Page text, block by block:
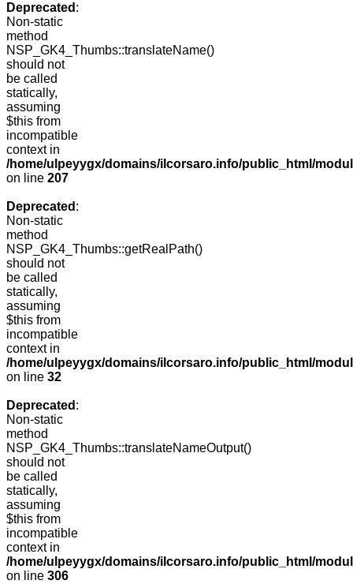
Deprecated :
Non-static
method
NSP_GK4_Thumbs::translateName()
should not
be called
statically,
assuming
$this from
incompatible
context in
/home/ulpeyygx/domains/ilcorsaro.info/public_html/
on line 207
Deprecated :
Non-static
method
NSP_GK4_Thumbs::getRealPath()
should not
be called
statically,
assuming
$this from
incompatible
context in
/home/ulpeyygx/domains/ilcorsaro.info/public_html/
on line 32
Deprecated :
Non-static
method
NSP_GK4_Thumbs::translateNameOutput()
should not
be called
statically,
assuming
$this from
incompatible
context in
/home/ulpeyygx/domains/ilcorsaro.info/public_html/
on line 306